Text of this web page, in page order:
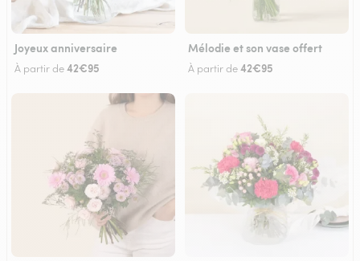
Joyeux anniversaire
À partir de42€95
Mélodie et son vase offert
À partir de42€95